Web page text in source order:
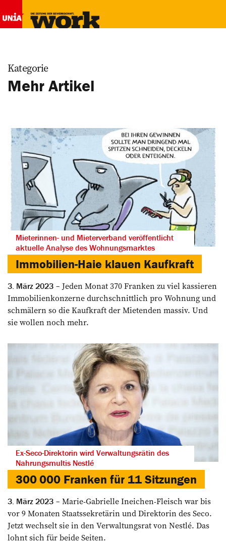
Kategorie
Mehr Artikel
Mieterinnen- und Mieterverband veröffentlicht
aktuelle Analyse des Wohnungsmarktes
Immobilien-Haie klauen Kaufkraft
3. März 2023
Jeden Monat 370 Franken zu viel kassieren
Immobilienkonzerne durchschnittlich pro Wohnung und
schmälern so die Kaufkraft der Mietenden massiv. Und
sie wollen noch mehr.
Ex-Seco-Direktorin wird Verwaltungsrätin des
Nahrungsmultis Nestlé
300 000 Franken für 11 Sitzungen
3. März 2023
Marie-Gabrielle Ineichen-Fleisch war bis
vor 9 Monaten ­Staatssekretärin und Direktorin des Seco.
Jetzt wechselt sie in den Verwaltungsrat von ­Nestlé. Das
lohnt sich für beide Seiten.